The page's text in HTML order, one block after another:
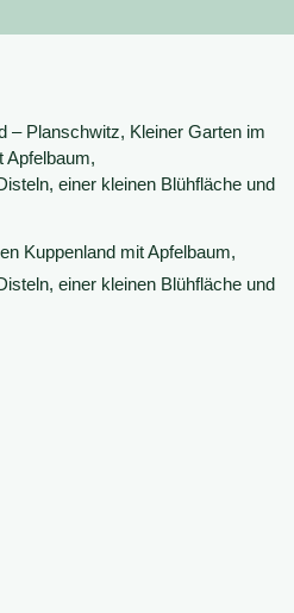
– Planschwitz, Kleiner Garten im
Apfelbaum,
einer kleinen Blühfläche und
Kuppenland mit Apfelbaum,
einer kleinen Blühfläche und